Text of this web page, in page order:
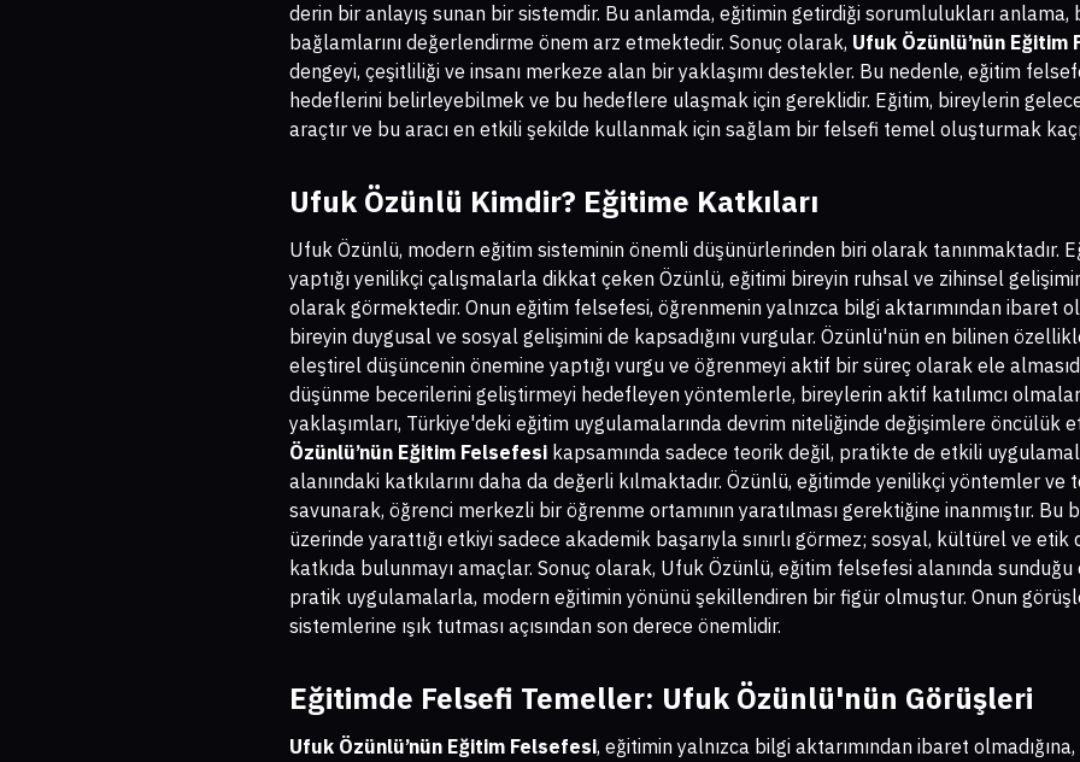
derin bir anlayış sunan bir sistemdir. Bu anlamda, eğitimin getirdiği sorumlulukları
bağlamlarını değerlendirme önem arz etmektedir. Sonuç olarak, Ufuk Özünlü’nün Eğitim
dengeyi, çeşitliliği ve insanı merkeze alan bir yaklaşımı destekler. Bu nedenle, eğitim
hedeflerini belirleyebilmek ve bu hedeflere ulaşmak için gereklidir. Eğitim, bireylerin
araçtır ve bu aracı en etkili şekilde kullanmak için sağlam bir felsefi temel oluşturmak
Ufuk Özünlü Kimdir? Eğitime Katkıları
Ufuk Özünlü, modern eğitim sisteminin önemli düşünürlerinden biri olarak tanınmaktadır.
yaptığı yenilikçi çalışmalarla dikkat çeken Özünlü, eğitimi bireyin ruhsal ve zihinsel
olarak görmektedir. Onun eğitim felsefesi, öğrenmenin yalnızca bilgi aktarımından ibaret
bireyin duygusal ve sosyal gelişimini de kapsadığını vurgular. Özünlü'nün en bilinen
eleştirel düşüncenin önemine yaptığı vurgu ve öğrenmeyi aktif bir süreç olarak ele
düşünme becerilerini geliştirmeyi hedefleyen yöntemlerle, bireylerin aktif katılımcı
yaklaşımları, Türkiye'deki eğitim uygulamalarında devrim niteliğinde değişimlere öncülük
Özünlü’nün Eğitim Felsefesi kapsamında sadece teorik değil, pratikte de etkili
alanındaki katkılarını daha da değerli kılmaktadır. Özünlü, eğitimde yenilikçi yöntemler
savunarak, öğrenci merkezli bir öğrenme ortamının yaratılması gerektiğine inanmıştır.
üzerinde yarattığı etkiyi sadece akademik başarıyla sınırlı görmez; sosyal, kültürel ve
katkıda bulunmayı amaçlar. Sonuç olarak, Ufuk Özünlü, eğitim felsefesi alanında
pratik uygulamalarla, modern eğitimin yönünü şekillendiren bir figür olmuştur. Onun
sistemlerine ışık tutması açısından son derece önemlidir.
Eğitimde Felsefi Temeller: Ufuk Özünlü'nün Görüşleri
Ufuk Özünlü’nün Eğitim Felsefesi, eğitimin yalnızca bilgi aktarımından ibaret